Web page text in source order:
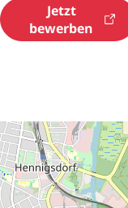
Jetzt
bewerben